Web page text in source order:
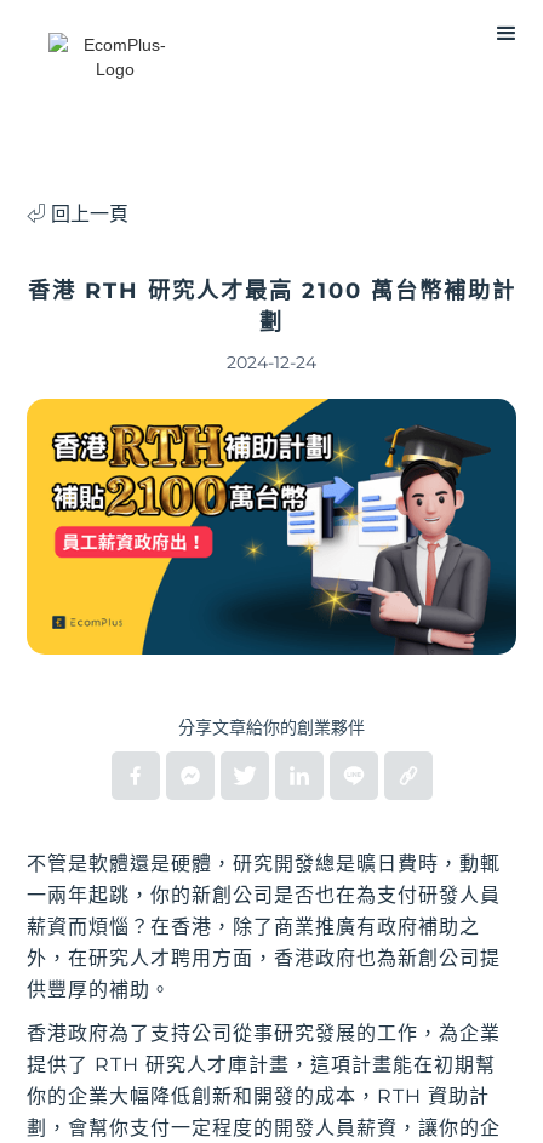
⏎ 回上一頁
香港 RTH 研究人才最高 2100 萬台幣補助計
劃
2024-12-24
分享文章給你的創業夥伴
不管是軟體還是硬體，研究開發總是曠日費時，動輒
一兩年起跳，你的新創公司是否也在為支付研發人員
薪資而煩惱？在香港，除了商業推廣有政府補助之
外，在研究人才聘用方面，香港政府也為新創公司提
供豐厚的補助。
香港政府為了支持公司從事研究發展的工作，為企業
提供了 RTH 研究人才庫計畫，這項計畫能在初期幫
你的企業大幅降低創新和開發的成本，RTH 資助計
劃，會幫你支付一定程度的開發人員薪資，讓你的企